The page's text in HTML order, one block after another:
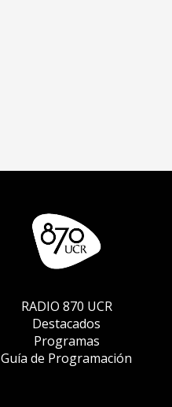
RADIO 870 UCR
Destacados
Programas
Guía de Programación